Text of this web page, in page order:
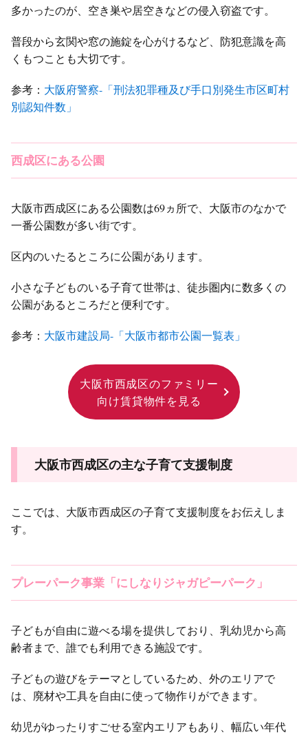
多かったのが、空き巣や居空きなどの侵入窃盗です。
普段から玄関や窓の施錠を心がけるなど、防犯意識を高
くもつことも大切です。
参考： 大阪府警察-「刑法犯罪種及び手口別発生市区町村
別認知件数」
西成区にある公園
大阪市西成区にある公園数は69ヵ所で、大阪市のなかで
一番公園数が多い街です。
区内のいたるところに公園があります。
小さな子どものいる子育て世帯は、徒歩圏内に数多くの
公園があるところだと便利です。
参考： 大阪市建設局-「大阪市都市公園一覧表」
大阪市西成区のファミリー
向け賃貸物件を見る
大阪市西成区の主な子育て支援制度
ここでは、大阪市西成区の子育て支援制度をお伝えしま
す。
プレーパーク事業「にしなりジャガピーパーク」
子どもが自由に遊べる場を提供しており、乳幼児から高
齢者まで、誰でも利用できる施設です。
子どもの遊びをテーマとしているため、外のエリアで
は、廃材や工具を自由に使って物作りができます。
幼児がゆったりすごせる室内エリアもあり、幅広い年代